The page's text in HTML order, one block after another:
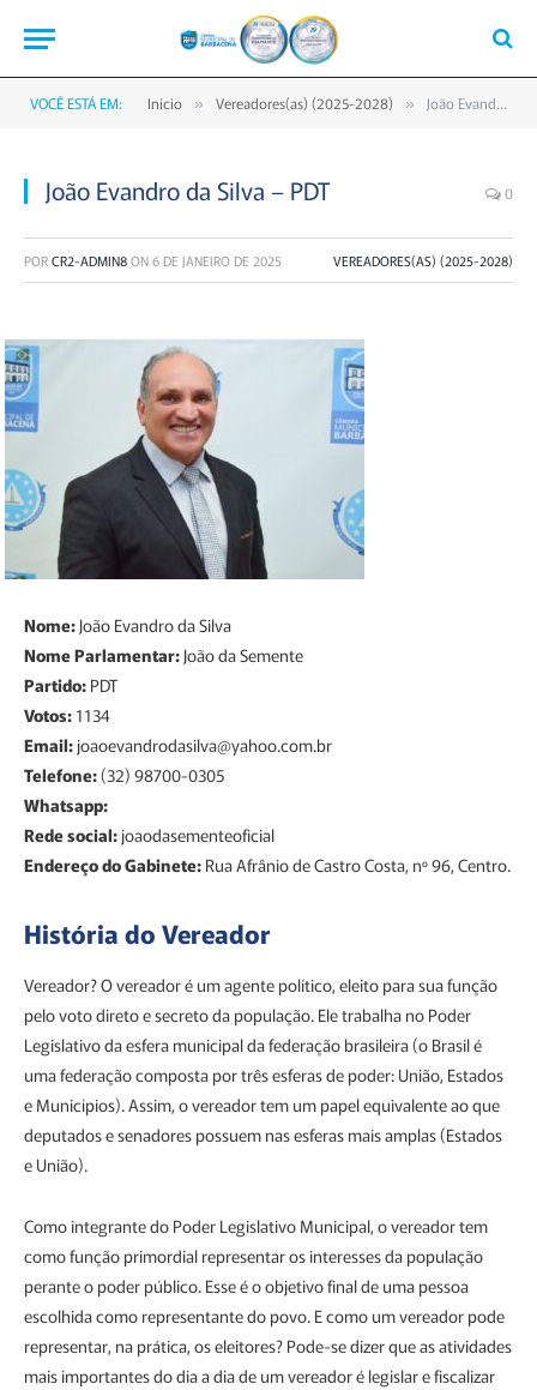
VOCÊ ESTÁ EM: Início » Vereadores(as) (2025-2028) » João Evandro da Silva – PDT
João Evandro da Silva – PDT 0
PORCR2-ADMIN8ON6 DE JANEIRO DE 2025 VEREADORES(AS) (2025-2028)
Nome: João Evandro da Silva
Nome Parlamentar: João da Semente
Partido: PDT
Votos: 1134
Email: joaoevandrodasilva@yahoo.com.br
Telefone:(32) 98700-0305
Whatsapp:
Rede social: joaodasementeoficial
Endereço do Gabinete: Rua Afrânio de Castro Costa, nº 96, Centro.
História do Vereador
Vereador? O vereador é um agente político, eleito para sua função
pelo voto direto e secreto da população. Ele trabalha no Poder
Legislativo da esfera municipal da federação brasileira (o Brasil é
uma federação composta por três esferas de poder: União, Estados
e Municípios). Assim, o vereador tem um papel equivalente ao que
deputados e senadores possuem nas esferas mais amplas (Estados
e União).
Como integrante do Poder Legislativo Municipal, o vereador tem
como função primordial representar os interesses da população
perante o poder público. Esse é o objetivo final de uma pessoa
escolhida como representante do povo. E como um vereador pode
representar, na prática, os eleitores? Pode-se dizer que as atividades
mais importantes do dia a dia de um vereador é legislar e fiscalizar